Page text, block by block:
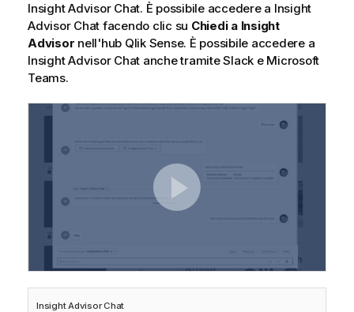
Insight Advisor Chat. È possibile accedere a Insight
Advisor Chat facendo clic su Chiedi a Insight
Advisor nell'hub Qlik Sense. È possibile accedere a
Insight Advisor Chat anche tramite Slack e Microsoft
Teams.
Insight Advisor Chat